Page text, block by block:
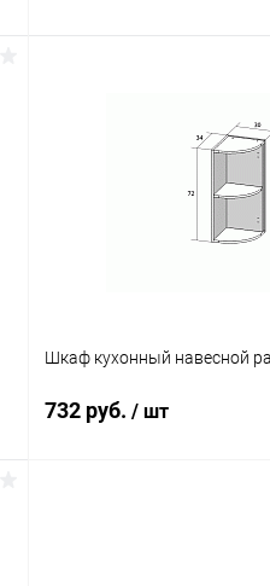
Шкаф кухонный навесной
732 руб. / шт